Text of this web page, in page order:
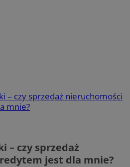
– czy sprzedaż nieruchomości
mnie?
– czy sprzedaż
jest dla mnie?